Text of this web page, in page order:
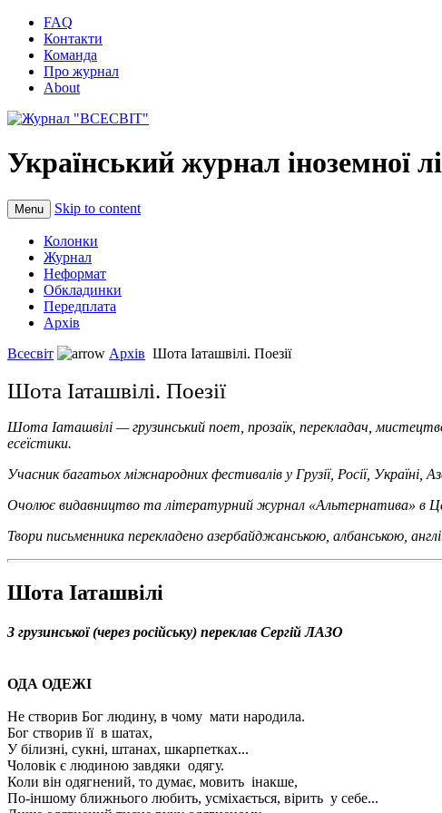
FAQ
Контакти
Команда
Про журнал
About
Український журнал іноземної
Menu Skip to content
Колонки
Журнал
Неформат
Обкладинки
Передплата
Архів
Всесвіт
Архів Шота Іаташвілі. Поезії
Шота Іаташвілі. Поезії
Шота Іаташвілі — грузинський поет, прозаїк, перекладач,
есеїстики.
Учасник багатьох міжнародних фестивалів у Грузії, Росії,
Очолює видавництво та літературний журнал «Альтернатива» в
Твори письменника перекладено азербайджанською, албанською,
Шота Іаташвілі
З грузинської (через російську) переклав Сергій ЛАЗО
ОДА ОДЕЖІ
Не створив Бог людину, в чому мати народила.
Бог створив її в шатах,
У білизні, сукні, штанах, шкарпетках...
Чоловік є людиною завдяки одягу.
Коли він одягнений, то думає, мовить інакше,
По-іншому ближнього любить, усміхається, вірить у себе...